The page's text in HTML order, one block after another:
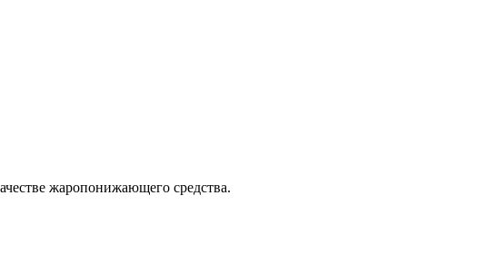
жаропонижающего средства.